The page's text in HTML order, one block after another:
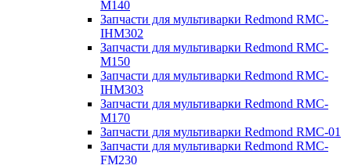
M140
Запчасти для мультиварки Redmond RMC-
IHM302
Запчасти для мультиварки Redmond RMC-
M150
Запчасти для мультиварки Redmond RMC-
IHM303
Запчасти для мультиварки Redmond RMC-
M170
Запчасти для мультиварки Redmond RMC-01
Запчасти для мультиварки Redmond RMC-
FM230